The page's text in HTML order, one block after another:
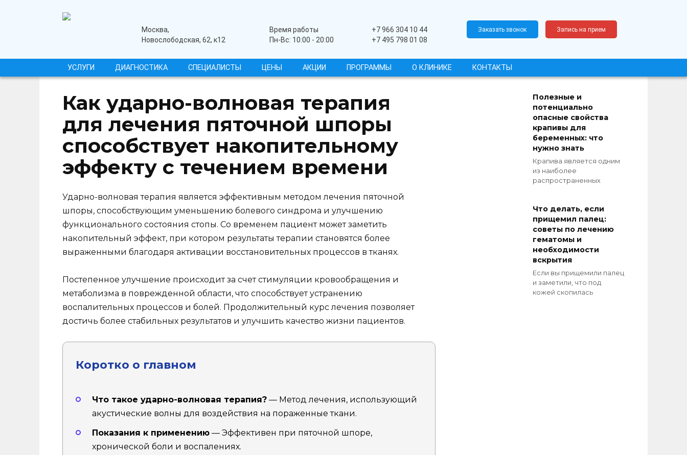
медицинский центрМосква,
Новослободская, 62, к12
Время работы
Пн-Вс: 10:00 - 20:00
+7 966 304 10 44
+7 495 798 01 08
Заказать звонок Запись на прием
УСЛУГИ ДИАГНОСТИКА СПЕЦИАЛИСТЫ ЦЕНЫ АКЦИИ ПРОГРАММЫ О КЛИНИКЕ КОНТАКТЫ
Как ударно-волновая терапия
для лечения пяточной шпоры
способствует накопительному
эффекту с течением времени
Ударно-волновая терапия является эффективным методом лечения пяточной
шпоры, способствующим уменьшению болевого синдрома и улучшению
функционального состояния стопы. Со временем пациент может заметить
накопительный эффект, при котором результаты терапии становятся более
выраженными благодаря активации восстановительных процессов в тканях.
Постепенное улучшение происходит за счет стимуляции кровообращения и
метаболизма в поврежденной области, что способствует устранению
воспалительных процессов и болей. Продолжительный курс лечения позволяет
достичь более стабильных результатов и улучшить качество жизни пациентов.
Коротко о главном
Что такое ударно-волновая терапия? — Метод лечения, использующий
акустические волны для воздействия на пораженные ткани.
Показания к применению — Эффективен при пяточной шпоре,
хронической боли и воспалениях.
Полезные и
потенциально
опасные свойства
крапивы для
беременных: что
нужно знать
Крапива является одним
из наиболее
распространенных
Что делать, если
прищемил палец:
советы по лечению
гематомы и
необходимости
вскрытия
Если вы прищемили палец
и заметили, что под
кожей скопилась